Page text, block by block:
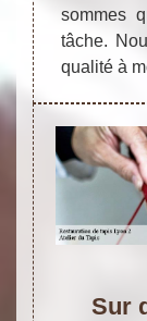
sommes
tâche.
qualité à
Sur